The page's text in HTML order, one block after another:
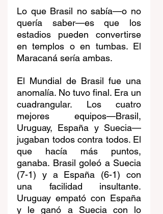
Lo que Brasil no sabía—o no
quería saber—es que los
estadios pueden convertirse
en templos o en tumbas. El
Maracaná sería ambas.
El Mundial de Brasil fue una
anomalía. No tuvo final. Era un
cuadrangular. Los cuatro
mejores equipos—Brasil,
Uruguay, España y Suecia—
jugaban todos contra todos. El
que hacía más puntos,
ganaba. Brasil goleó a Suecia
(7-1) y a España (6-1) con
una facilidad insultante.
Uruguay empató con España
y le ganó a Suecia con lo